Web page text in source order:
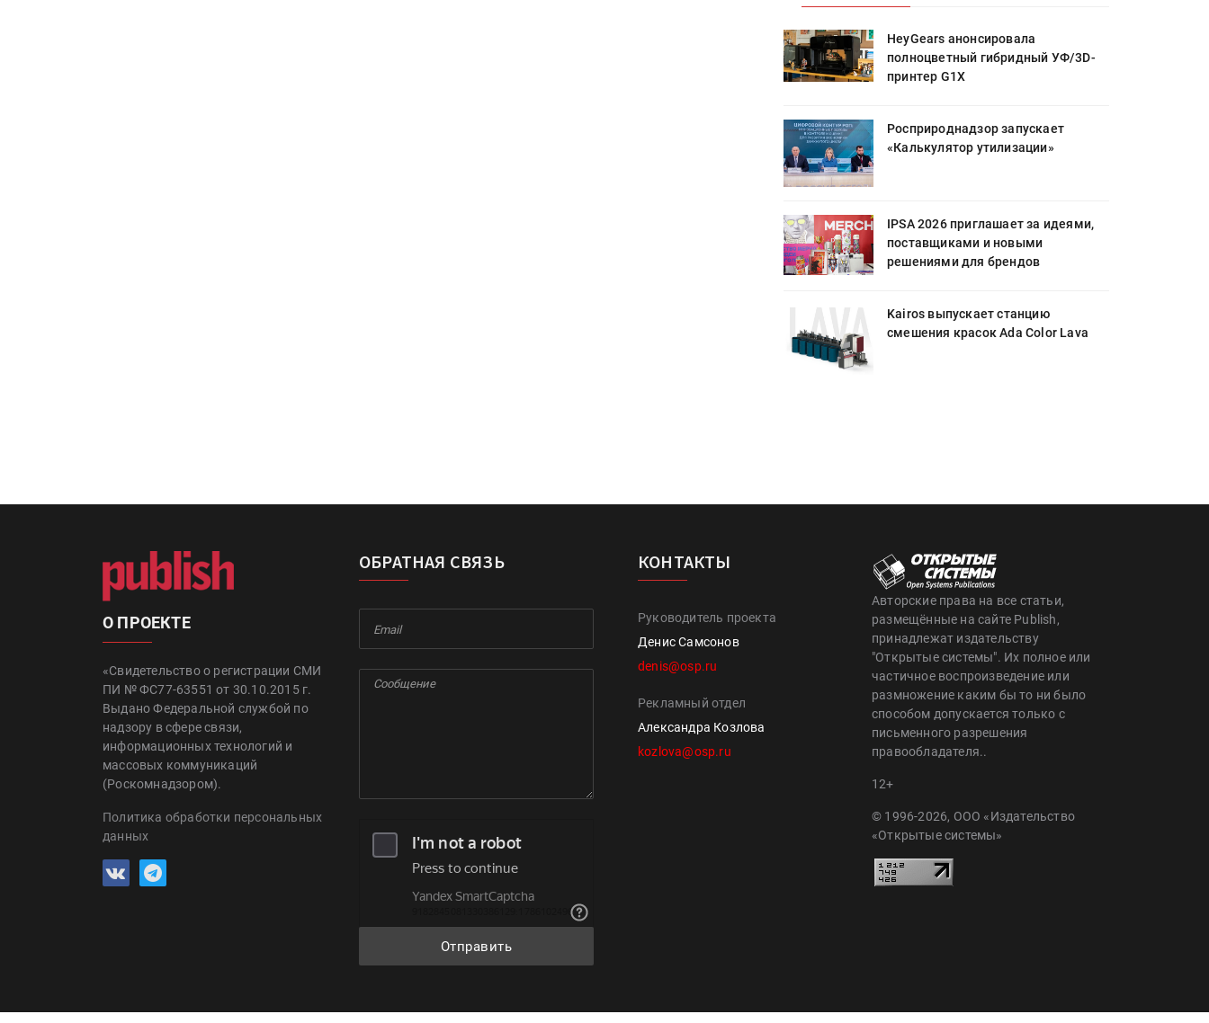
HeyGears анонсировала
полноцветный гибридный УФ/3D-
принтер G1X
Росприроднадзор запускает
«Калькулятор утилизации»
IPSA 2026 приглашает за идеями,
поставщиками и новыми
решениями для брендов
Kairos выпускает станцию
смешения красок Ada Color Lava
О ПРОЕКТЕ
«Свидетельство о регистрации СМИ
ПИ № ФС77-63551 от 30.10.2015 г.
Выдано Федеральной службой по
надзору в сфере связи,
информационных технологий и
массовых коммуникаций
(Роскомнадзором).
Политика обработки персональных
данных
ОБРАТНАЯ СВЯЗЬ
Отправить
КОНТАКТЫ
Руководитель проекта
Денис Самсонов
denis@osp.ru
Рекламный отдел
Александра Козлова
kozlova@osp.ru
Авторские права на все статьи,
размещённые на сайте Publish,
принадлежат издательству
"Открытые системы". Их полное или
частичное воспроизведение или
размножение каким бы то ни было
способом допускается только с
письменного разрешения
правообладателя..
12+
© 1996-2026, ООО «Издательство
«Открытые системы»